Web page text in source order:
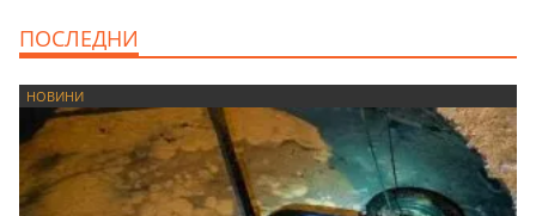
ПОСЛЕДНИ
НОВИНИ